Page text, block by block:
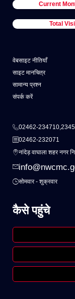
Current
Total
वेबसाइट नीतियाँ
साइट मानचित्र
सामान्य प्रश्न
संपर्क करें
02462-
02462-232071
नांदेड़ वाघाला शहर नगर
सोमवार - शुक्रवार
कैसे पहुंचे